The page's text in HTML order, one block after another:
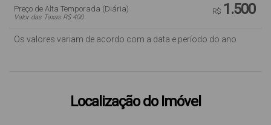
R$ 1.500
Preço de Alta Temporada (Diária)
Valor das Taxas R$ 400
Os valores variam de acordo com a data e período do ano
Localização do Imóvel